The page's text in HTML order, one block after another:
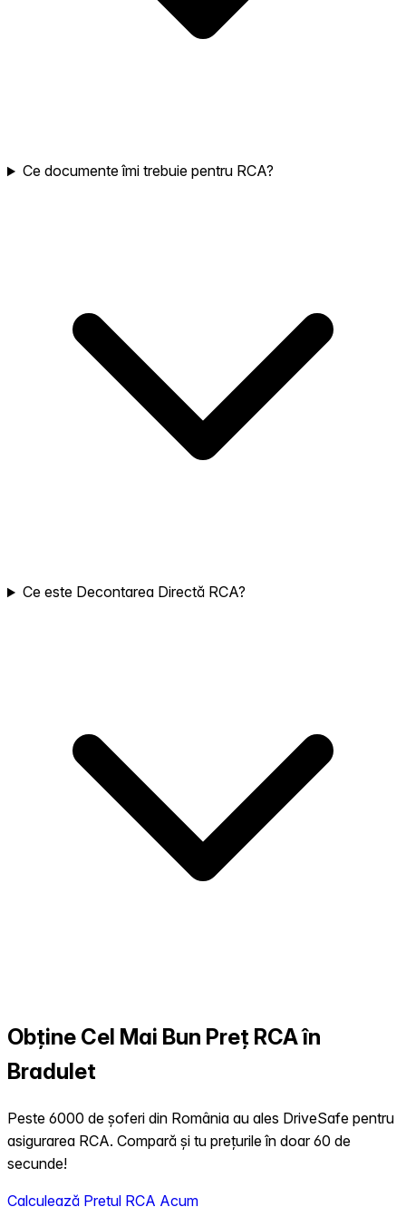
Ce documente îmi trebuie pentru RCA?
Ce este Decontarea Directă RCA?
Obține Cel Mai Bun Preț RCA în
Bradulet
Peste 6000 de șoferi din România au ales DriveSafe pentru
asigurarea RCA. Compară și tu prețurile în doar 60 de
secunde!
Calculează Prețul RCA Acum